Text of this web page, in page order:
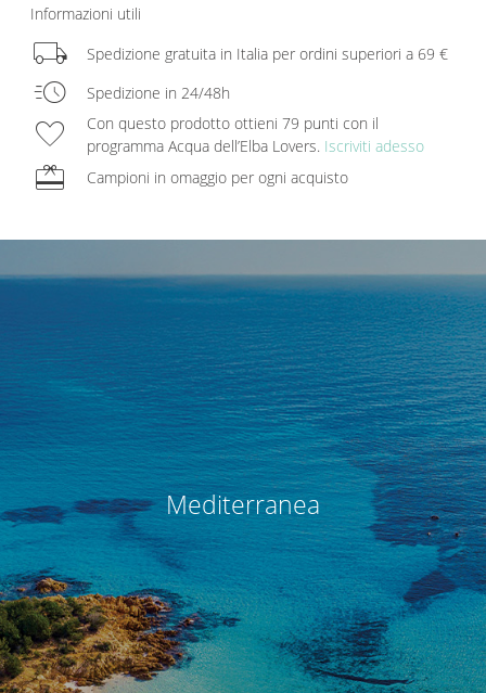
Informazioni utili
local_shipping Spedizione gratuita in Italia per ordini superiori a 69 €
acute Spedizione in 24/48h
favorite
Con questo prodotto ottieni 79 punti con il
programma Acqua dell’Elba Lovers. Iscriviti adesso
redeem Campioni in omaggio per ogni acquisto
Mediterranea